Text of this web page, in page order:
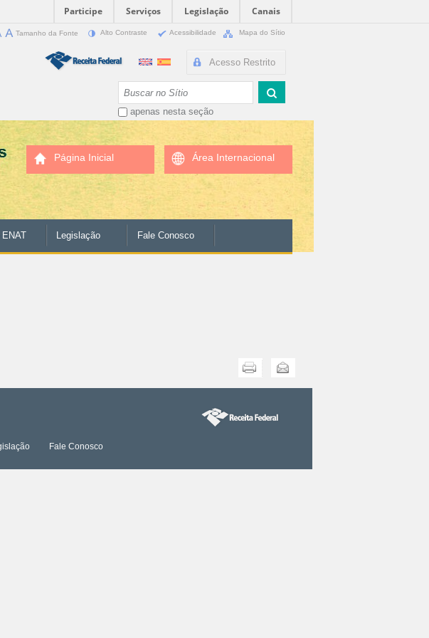
Participe Serviços Legislação
Canais
Tamanho da Fonte Alto Contraste Acessibilidade Mapa do Sítio
Acesso Restrito
apenas nesta seção
Página Inicial Área Internacional
Legislação Fale Conosco
Enviar
Fale Conosco